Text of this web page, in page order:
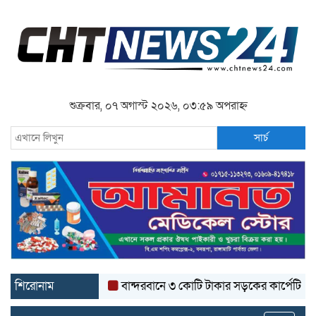
শুক্রবার, ০৭ অগাস্ট ২০২৬, ০৩:৫৯ অপরাহ্ন
সার্চ
শিরোনাম বান্দরবানে ৩ কোটি টাকার সড়কের কার্পেটিং উঠে